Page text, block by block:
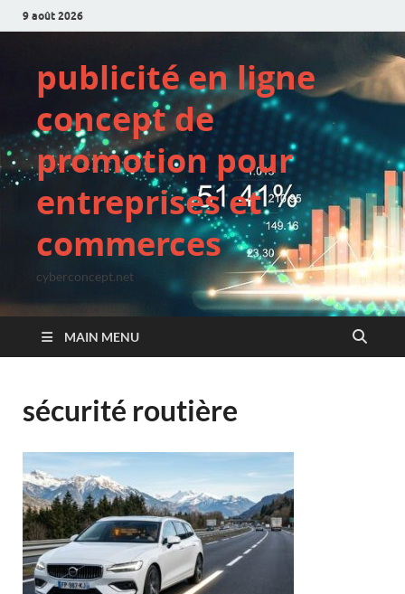
9 août 2026
publicité en ligne
concept de
promotion pour
entreprises et
commerces
cyberconcept.net
MAIN MENU
sécurité routière